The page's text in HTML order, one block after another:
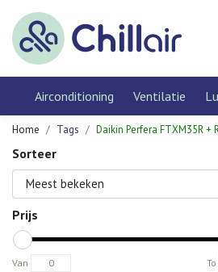
Airconditioning Ventilatie
Home Tags Daikin Perfera FTXM35R +
Sorteer
Prijs
Van To